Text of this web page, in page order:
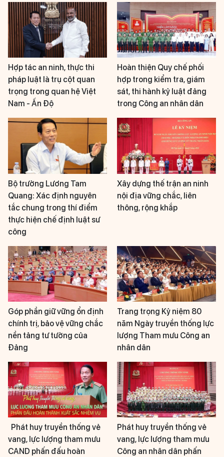
Hợp tác an ninh, thực thi
pháp luật là trụ cột quan
trọng trong quan hệ Việt
Nam - Ấn Độ
Hoàn thiện Quy chế phối
hợp trong kiểm tra, giám
sát, thi hành kỷ luật đảng
trong Công an nhân dân
Bộ trưởng Lương Tam
Quang: Xác định nguyên
tắc chung trong thí điểm
thực hiện chế định luật sư
công
Xây dựng thế trận an ninh
nội địa vững chắc, liên
thông, rộng khắp
Góp phần giữ vững ổn định
chính trị, bảo vệ vững chắc
nền tảng tư tưởng của
Đảng
Trang trọng Kỷ niệm 80
năm Ngày truyền thống lực
lượng Tham mưu Công an
nhân dân
Phát huy truyền thống vẻ
vang, lực lượng tham mưu
CAND phấn đấu hoàn
Phát huy truyền thống vẻ
vang, lực lượng tham mưu
Công an nhân dân phấn